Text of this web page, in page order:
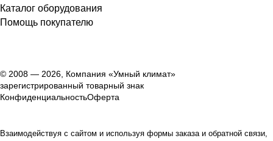
Каталог оборудования
Помощь покупателю
© 2008 — 2026, Компания «Умный климат»
зарегистрированный товарный знак
КонфиденциальностьОферта
Взаимодействуя с сайтом и используя формы заказа и обратной связи,